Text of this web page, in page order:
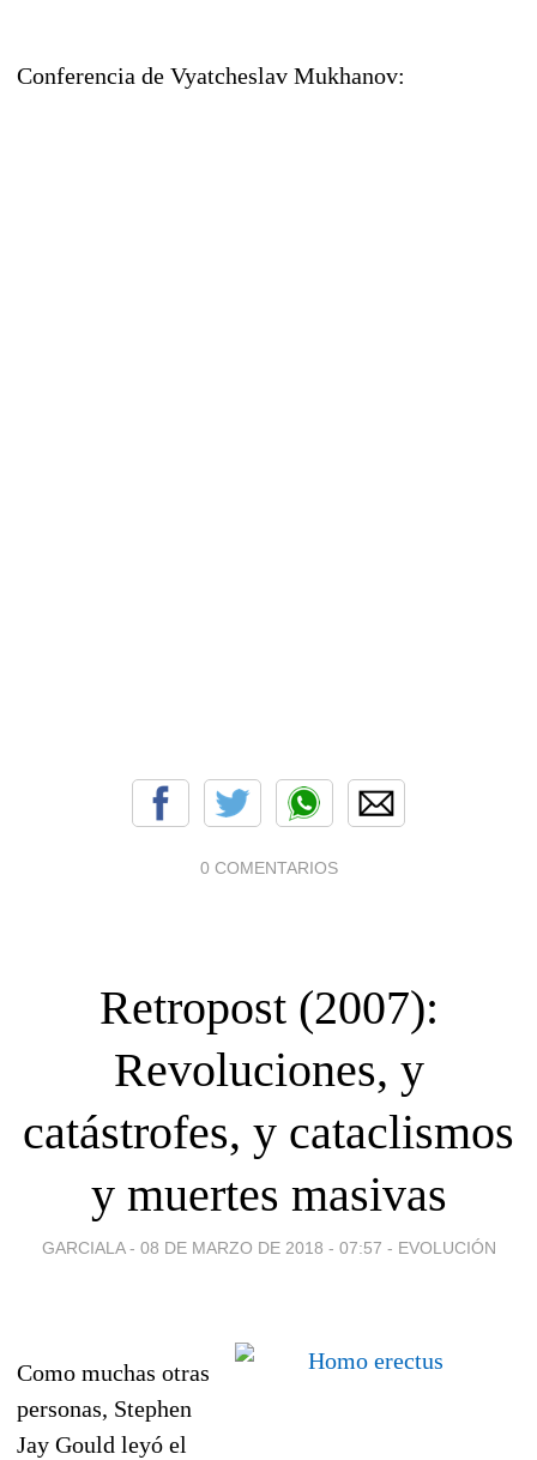
Conferencia de Vyatcheslav Mukhanov:
0 COMENTARIOS
Retropost (2007):
Revoluciones, y
catástrofes, y cataclismos
y muertes masivas
GARCIALA - 08 DE MARZO DE 2018 - 07:57 - EVOLUCIÓN
Como muchas otras
personas, Stephen
Jay Gould leyó el